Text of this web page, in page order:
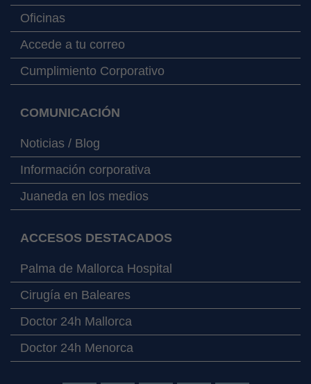
Oficinas
Accede a tu correo
Cumplimiento Corporativo
COMUNICACIÓN
Noticias / Blog
Información corporativa
Juaneda en los medios
ACCESOS DESTACADOS
Palma de Mallorca Hospital
Cirugía en Baleares
Doctor 24h Mallorca
Doctor 24h Menorca